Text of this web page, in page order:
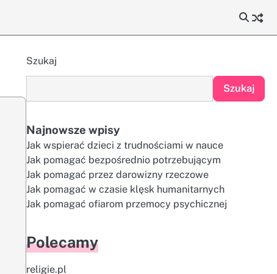
Szukaj
Szukaj
Najnowsze wpisy
Jak wspierać dzieci z trudnościami w nauce
Jak pomagać bezpośrednio potrzebującym
Jak pomagać przez darowizny rzeczowe
Jak pomagać w czasie klęsk humanitarnych
Jak pomagać ofiarom przemocy psychicznej
Polecamy
religie.pl